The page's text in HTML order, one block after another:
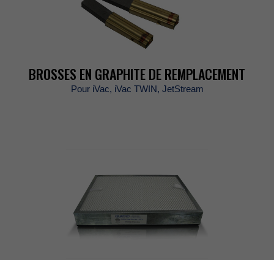
BROSSESENGRAPHITEDEREMPLACEMENT
PouriVac,iVacTWIN,JetStream